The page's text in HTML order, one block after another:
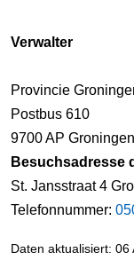
Verwalter
Provincie
Postbus 610
9700 AP Groningen
Besuchsadresse
St. Jansstraat 4
Telefonnummer:
Daten aktualisiert: